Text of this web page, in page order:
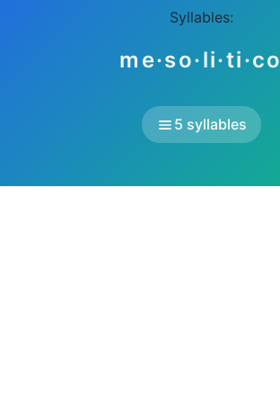
Syllables:
me·so·li·ti·co
5 syllables